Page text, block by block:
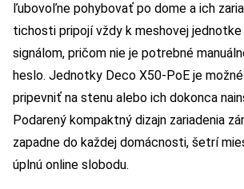
ľubovoľne pohybovať po dome a ich
tichosti pripojí vždy k meshovej jednotke
signálom, pričom nie je potrebné
heslo. Jednotky Deco X50-PoE je
pripevniť na stenu alebo ich dokonca
Podarený kompaktný dizajn zariadenia
zapadne do každej domácnosti, šetrí
úplnú online slobodu.